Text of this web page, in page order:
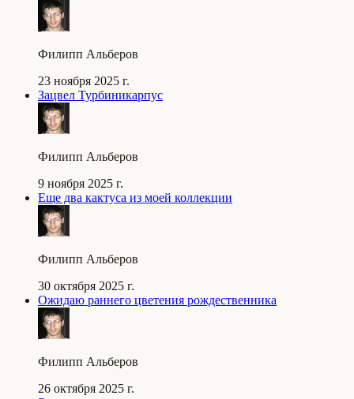
Филипп Альберов
23 ноября 2025 г.
Зацвел Турбиникарпус
Филипп Альберов
9 ноября 2025 г.
Еще два кактуса из моей коллекции
Филипп Альберов
30 октября 2025 г.
Ожидаю раннего цветения рождественника
Филипп Альберов
26 октября 2025 г.